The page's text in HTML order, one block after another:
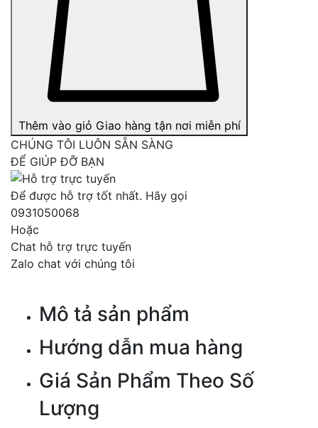
Thêm vào giỏ Giao hàng tận nơi miễn phí
CHÚNG TÔI LUÔN SẴN SÀNG
ĐỂ GIÚP ĐỠ BẠN
Để được hỗ trợ tốt nhất. Hãy gọi
0931050068
Hoặc
Chat hỗ trợ trực tuyến
Zalo chat với chúng tôi
Mô tả sản phẩm
Hướng dẫn mua hàng
Giá Sản Phẩm Theo Số
Lượng